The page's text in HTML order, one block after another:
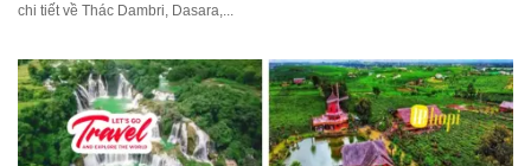
chi tiết về Thác Dambri, Dasara,...